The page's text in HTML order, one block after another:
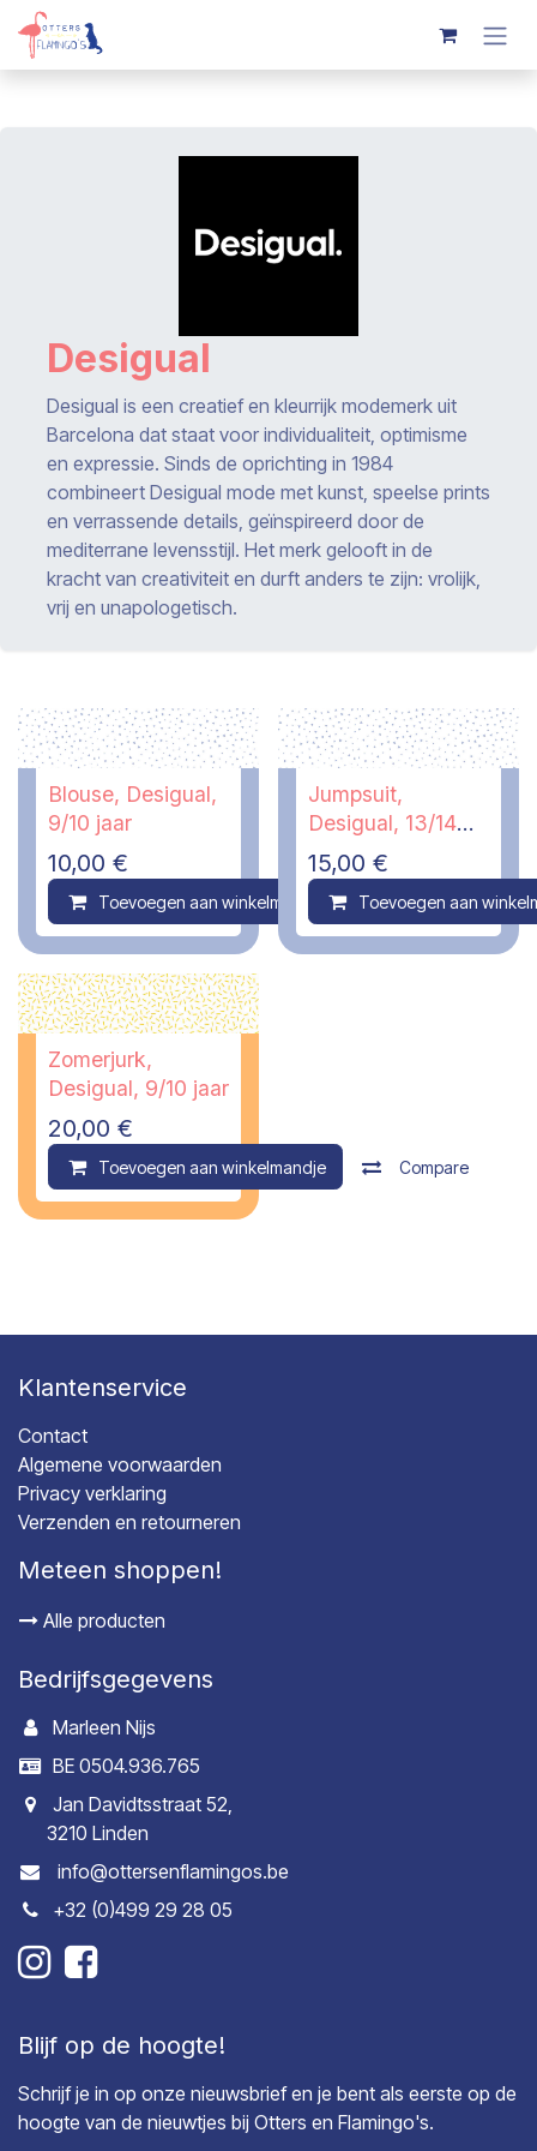
Overslaan naar inhoud
Desigual
Desigual is een creatief en kleurrijk modemerk uit
Barcelona dat staat voor individualiteit, optimisme
en expressie. Sinds de oprichting in 1984
combineert Desigual mode met kunst, speelse prints
en verrassende details, geïnspireerd door de
mediterrane levensstijl. Het merk gelooft in de
kracht van creativiteit en durft anders te zijn: vrolijk,
vrij en unapologetisch.
Blouse, Desigual,
9/10 jaar
10,00 €
Toevoegen aan winkelmandje Compare
Jumpsuit,
Desigual, 13/14
jaar - PI
15,00 €
Toevoegen aan
Zomerjurk,
Desigual, 9/10 jaar
20,00 €
Toevoegen aan winkelmandje Compare
Klantenservice
Contact
Algemene voorwaarden
Privacy verklaring
Verzenden en retourneren
Meteen shoppen!
Alle producten
Bedrijfsgegevens
Marleen Nijs
BE 0504.936.765
Jan Davidtsstraat 52,
3210 Linden
info@ottersenflamingos.be
+32 (0)499 29 28 05
Blijf op de hoogte!
Schrijf je in op onze nieuwsbrief en je bent als eerste op de
hoogte van de nieuwtjes bij Otters en Flamingo's.